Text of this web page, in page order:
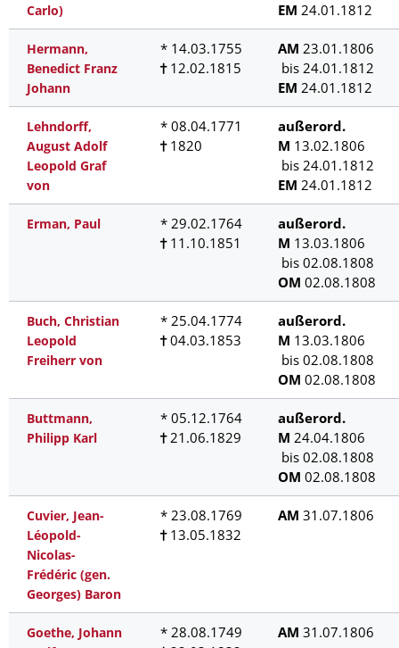
Carlo)
EM 24.01.1812
Hermann,
Benedict Franz
Johann
* 14.03.1755
12.02.1815
AM 23.01.1806
bis 24.01.1812
EM 24.01.1812
Lehndorff,
August Adolf
Leopold Graf
von
* 08.04.1771
1820
außerord.
M 13.02.1806
bis 24.01.1812
EM 24.01.1812
Erman, Paul
* 29.02.1764
11.10.1851
außerord.
M 13.03.1806
bis 02.08.1808
OM 02.08.1808
Buch, Christian
Leopold
Freiherr von
* 25.04.1774
04.03.1853
außerord.
M 13.03.1806
bis 02.08.1808
OM 02.08.1808
Buttmann,
Philipp Karl
* 05.12.1764
21.06.1829
außerord.
M 24.04.1806
bis 02.08.1808
OM 02.08.1808
Cuvier, Jean-
Léopold-
Nicolas-
Frédéric (gen.
Georges) Baron
* 23.08.1769
13.05.1832
AM 31.07.1806
Goethe, Johann
* 28.08.1749
AM 31.07.1806